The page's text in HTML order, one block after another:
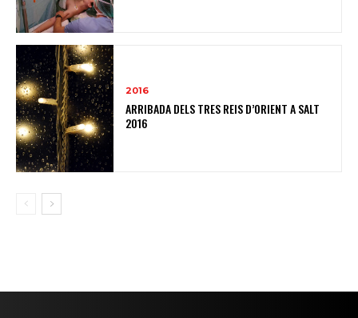
2016
ARRIBADA DELS TRES REIS D’ORIENT A SALT
2016